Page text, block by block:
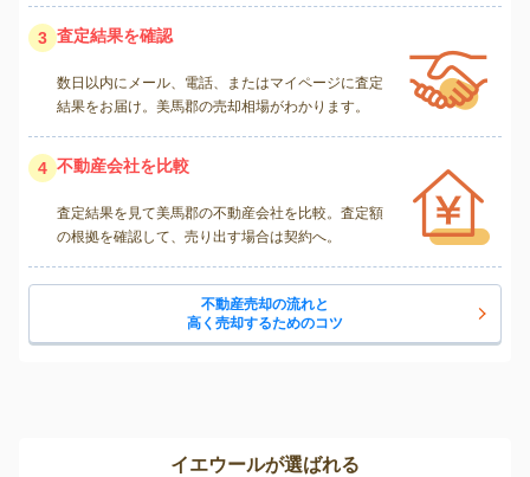
3 査定結果を確認
数日以内にメール、電話、またはマイページに査定
結果をお届け。美馬郡の売却相場がわかります。
4 不動産会社を比較
査定結果を見て美馬郡の不動産会社を比較。査定額
の根拠を確認して、売り出す場合は契約へ。
不動産売却の流れと
高く売却するためのコツ
イエウールが選ばれる